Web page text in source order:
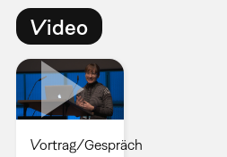
Video
Vortrag/Gespräch